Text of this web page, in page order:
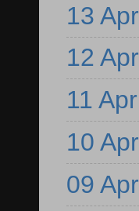
13 Apr
12 Apr
11 Apr
10 Apr
09 Apr